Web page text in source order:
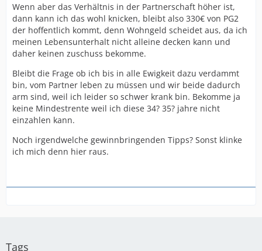
Wenn aber das Verhältnis in der Partnerschaft höher ist,
dann kann ich das wohl knicken, bleibt also 330€ von PG2
der hoffentlich kommt, denn Wohngeld scheidet aus, da ich
meinen Lebensunterhalt nicht alleine decken kann und
daher keinen zuschuss bekomme.
Bleibt die Frage ob ich bis in alle Ewigkeit dazu verdammt
bin, vom Partner leben zu müssen und wir beide dadurch
arm sind, weil ich leider so schwer krank bin. Bekomme ja
keine Mindestrente weil ich diese 34? 35? jahre nicht
einzahlen kann.
Noch irgendwelche gewinnbringenden Tipps? Sonst klinke
ich mich denn hier raus.
Tags